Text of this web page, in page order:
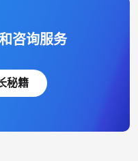
咨询服务
秘籍